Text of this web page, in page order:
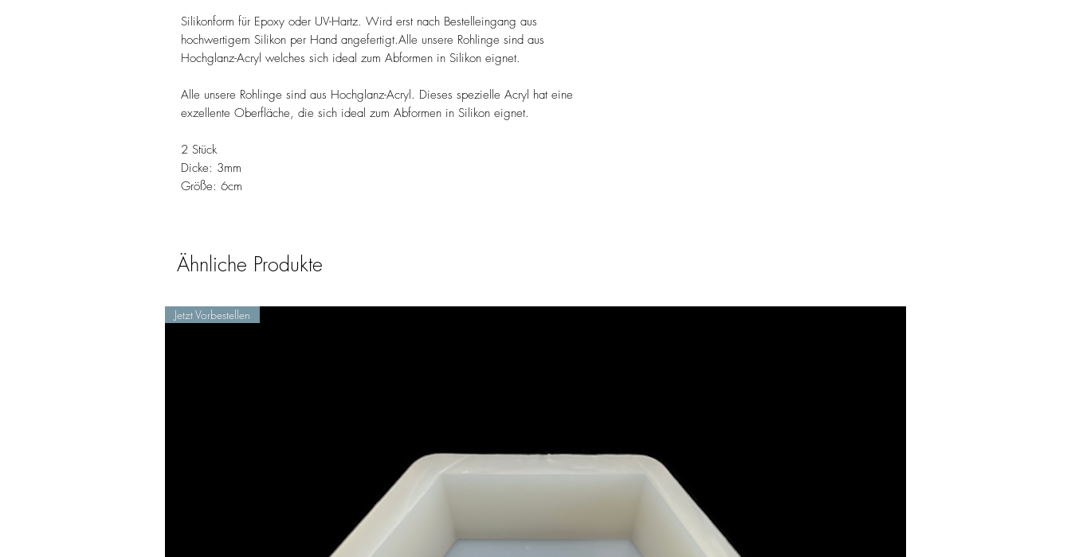
Silikonform für Epoxy oder UV-Hartz. Wird erst nach Bestelleingang aus
hochwertigem Silikon per Hand angefertigt.Alle unsere Rohlinge sind aus
Hochglanz-Acryl welches sich ideal zum Abformen in Silikon eignet.
Alle unsere Rohlinge sind aus Hochglanz-Acryl. Dieses spezielle Acryl hat eine
exzellente Oberfläche, die sich ideal zum Abformen in Silikon eignet.
2 Stück
Dicke: 3mm
Größe: 6cm
Ähnliche Produkte
Jetzt Vorbestellen